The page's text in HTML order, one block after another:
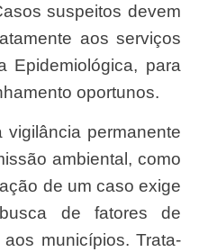
suspeitos devem
aos serviços
Epidemiológica, para
oportunos.
ambiental, como
de um caso exige
de fatores de
municípios. Trata-